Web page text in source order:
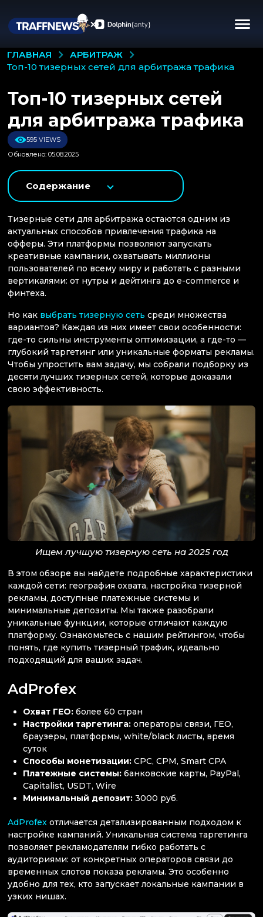
ГЛАВНАЯ
АРБИТРАЖ
топ-10 тизерных сетей для арбитража трафика
Топ-10 тизерных сетей
для арбитража трафика
595 VIEWS
Обновлено: 05.08.2025
Содержание
Тизерные сети для арбитража остаются одним из
актуальных способов привлечения трафика на
офферы. Эти платформы позволяют запускать
креативные кампании, охватывать миллионы
пользователей по всему миру и работать с разными
вертикалями: от нутры и дейтинга до e-commerce и
финтеха.
Но как выбрать тизерную сеть среди множества
вариантов? Каждая из них имеет свои особенности:
где-то сильны инструменты оптимизации, а где-то —
глубокий таргетинг или уникальные форматы рекламы.
Чтобы упростить вам задачу, мы собрали подборку из
десяти лучших тизерных сетей, которые доказали
свою эффективность.
Ищем лучшую тизерную сеть на 2025 год
В этом обзоре вы найдете подробные характеристики
каждой сети: география охвата, настройка тизерной
рекламы, доступные платежные системы и
минимальные депозиты. Мы также разобрали
уникальные функции, которые отличают каждую
платформу. Ознакомьтесь с нашим рейтингом, чтобы
понять, где купить тизерный трафик, идеально
подходящий для ваших задач.
AdProfex
Охват ГЕО:более 60 стран
Настройки таргетинга:операторы связи, ГЕО,
браузеры, платформы, white/black листы, время
суток
Способы монетизации:CPC, CPM, Smart CPA
Платежные системы:банковские карты, PayPal,
Capitalist, USDT, Wire
Минимальный депозит:3000 руб.
AdProfex отличается детализированным подходом к
настройке кампаний. Уникальная система таргетинга
позволяет рекламодателям гибко работать с
аудиториями: от конкретных операторов связи до
временных слотов показа рекламы. Это особенно
удобно для тех, кто запускает локальные кампании в
узких нишах.